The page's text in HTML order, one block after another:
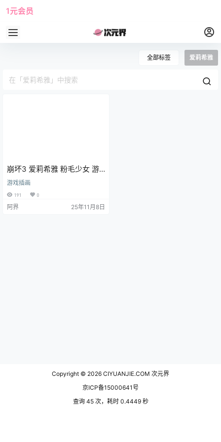
1元会员
全部标签 爱莉希雅
崩坏3 爱莉希雅 粉毛少女 游
戏壁纸 手机壁纸
游戏插画
191 0
阿界 25年11月8日
Copyright © 2026 CIYUANJIE.COM 次元界
京ICP备15000641号
查询 45 次，耗时 0.4449 秒